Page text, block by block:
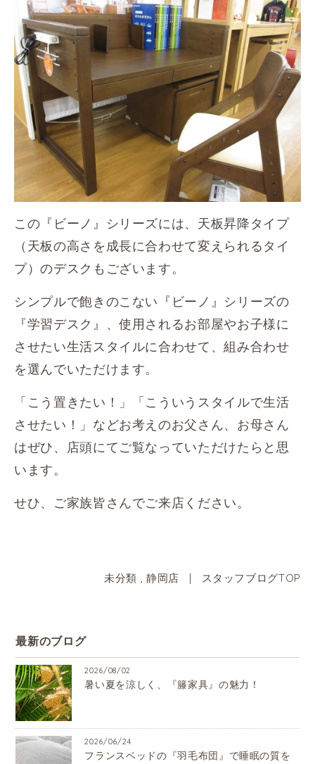
この『ビーノ』シリーズには、天板昇降タイプ
（天板の高さを成長に合わせて変えられるタイ
プ）のデスクもございます。
シンプルで飽きのこない『ビーノ』シリーズの
『学習デスク』、使用されるお部屋やお子様に
させたい生活スタイルに合わせて、組み合わせ
を選んでいただけます。
「こう置きたい！」「こういうスタイルで生活
させたい！」などお考えのお父さん、お母さん
はぜひ、店頭にてご覧なっていただけたらと思
います。
せひ、ご家族皆さんでご来店ください。
未分類 , 静岡店 | スタッフブログTOP
最新のブログ
2026/08/02
暑い夏を涼しく、『籐家具』の魅力！
2026/06/24
フランスベッドの『羽毛布団』で睡眠の質を